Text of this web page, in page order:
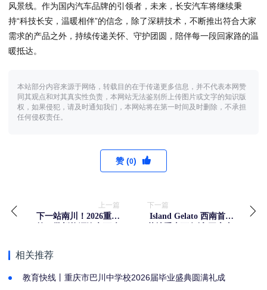
风景线。作为国内汽车品牌的引领者，未来，长安汽车将继续秉
持“科技长安，温暖相伴”的信念，除了深耕技术，不断推出符合大家
需求的产品之外，持续传递关怀、守护团圆，陪伴每一段回家路的温
暖抵达。
本站部分内容来源于网络，转载目的在于传递更多信息，并不代表本网赞
同其观点和对其真实性负责，本网站无法鉴别所上传图片或文字的知识版
权，如果侵犯，请及时通知我们，本网站将在第一时间及时删除，不承担
任何侵权责任。
赞 (0)
上一篇
下一站南川！2026重庆
下一篇
相关推荐
教育快线丨重庆市巴川中学校2026届毕业盛典圆满礼成